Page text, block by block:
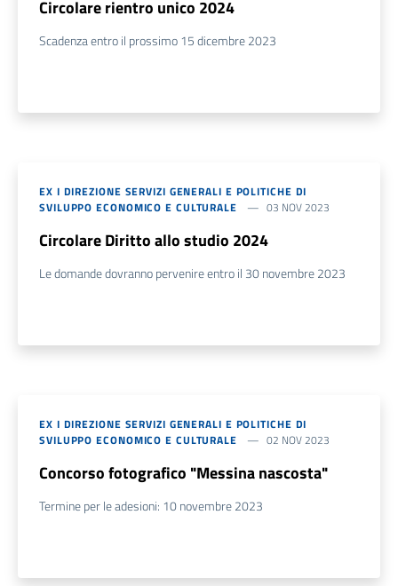
Circolare rientro unico 2024
Scadenza entro il prossimo 15 dicembre 2023
EX I DIREZIONE SERVIZI GENERALI E POLITICHE DI
SVILUPPO ECONOMICO E CULTURALE
03 NOV 2023
Circolare Diritto allo studio 2024
Le domande dovranno pervenire entro il 30 novembre 2023
EX I DIREZIONE SERVIZI GENERALI E POLITICHE DI
SVILUPPO ECONOMICO E CULTURALE
02 NOV 2023
Concorso fotografico "Messina nascosta"
Termine per le adesioni: 10 novembre 2023